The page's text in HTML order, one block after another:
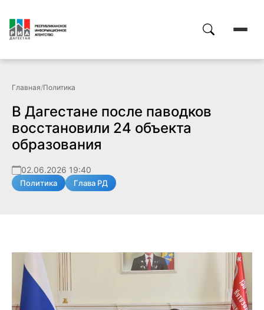
Главная/Политика
В Дагестане после паводков
восстановили 24 объекта
образования
02.06.2026 19:40
Политика Глава РД